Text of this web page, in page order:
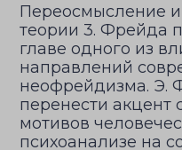
Переосмысление и
теории 3. Фрейда
главе одного из
направлений
неофрейдизма. Э.
перенести акцент
мотивов
психоанализе на